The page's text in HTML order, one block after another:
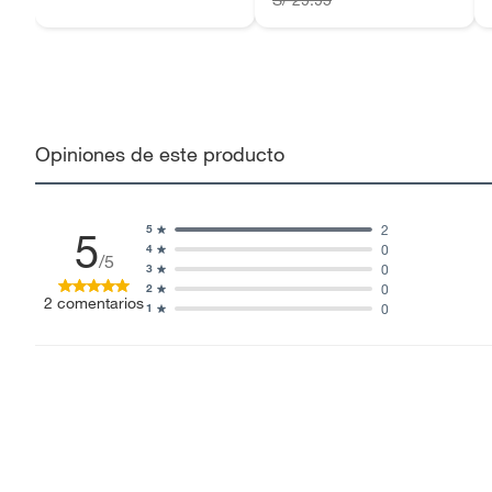
Opiniones de este producto
5/5
2 comentarios1 0
2 0
3 0
4 0
5 2